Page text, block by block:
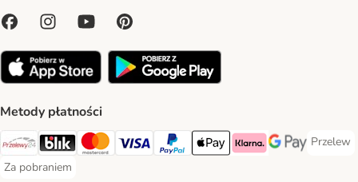
Metody płatności
Przelewy24 Payment Method
Blik Payment Method
MasterCard Payment Method
Visa Payment Method
PayPal Payment Method
Apple Pay Payment Method
Klarna Payment Method
Google Pay
Przelew
Przelew
Za pobraniem
Za pobraniem Payment Method